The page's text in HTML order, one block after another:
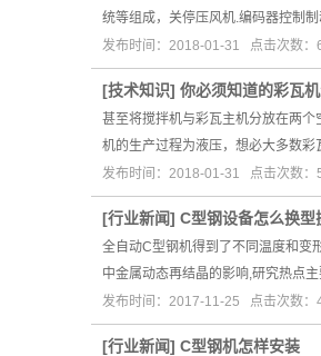
统等组成，关停压风机.编码器控制
发布时间：2018-01-31 点击次数：
[技术知识] 你必须知道的彩瓦
甚至将搅拌机与彩瓦主机分放在两
机的生产过程为液压，想必大多数
发布时间：2018-01-31 点击次数：
[行业新闻] C型钢设备怎么换型
全自动C型钢机得到了不同温度和变
中金属动态再结晶的影响,研究热点
发布时间：2017-11-25 点击次数：
[行业新闻] C型钢机怎样安装